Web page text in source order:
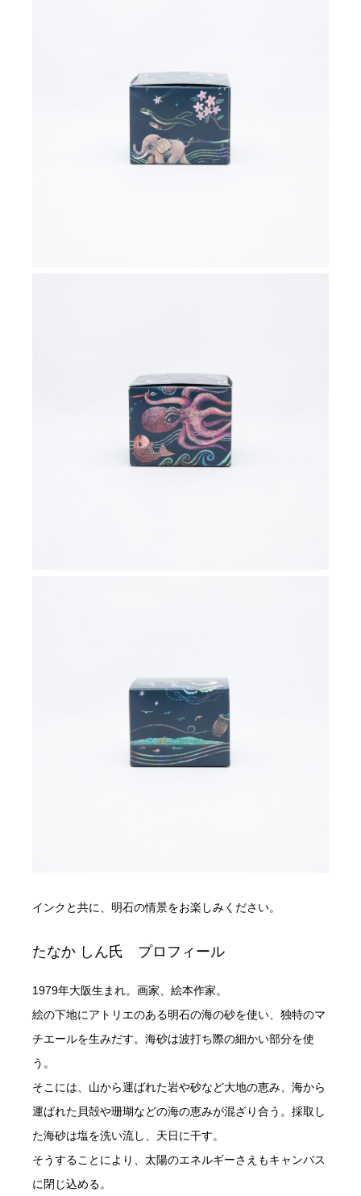
インクと共に、明石の情景をお楽しみください。
たなか しん氏 プロフィール
1979年大阪生まれ。画家、絵本作家。
絵の下地にアトリエのある明石の海の砂を使い、独特のマ
チエールを生みだす。海砂は波打ち際の細かい部分を使
う。
そこには、山から運ばれた岩や砂など大地の恵み、海から
運ばれた貝殻や珊瑚などの海の恵みが混ざり合う。採取し
た海砂は塩を洗い流し、天日に干す。
そうすることにより、太陽のエネルギーさえもキャンバス
に閉じ込める。